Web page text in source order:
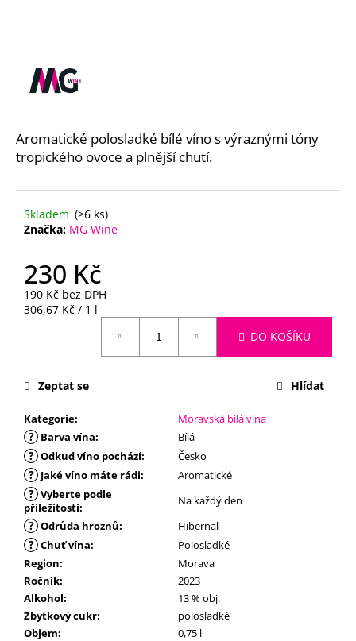
Aromatické polosladké bílé víno s výraznými tóny
tropického ovoce a plnější chutí.
Skladem (>6 ks)
Značka: MG Wine
230 Kč
190 Kč bez DPH
Měrná
306,67 Kč / 1 l
DO KOŠÍKU
Kategorie: Moravská bílá vína
? Barva vína: Bílá
? Odkud víno pochází: Česko
? Jaké víno máte rádi: Aromatické
? Vyberte podle
příležitosti: Na každý den
? Odrůda hroznů: Hibernal
? Chuť vína:
Polosladké
Region:
Morava
Ročník:
2023
Alkohol:
13 % obj.
Zbytkový cukr:
polosladké
Objem: 0,75 l
Zeptat se Hlídat
D
p
o
č
u
m
e